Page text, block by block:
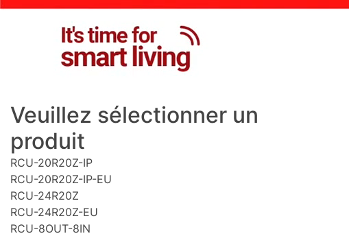
Veuillez sélectionner un
produit
RCU-20R20Z-IP
RCU-20R20Z-IP-EU
RCU-24R20Z
RCU-24R20Z-EU
RCU-8OUT-8IN